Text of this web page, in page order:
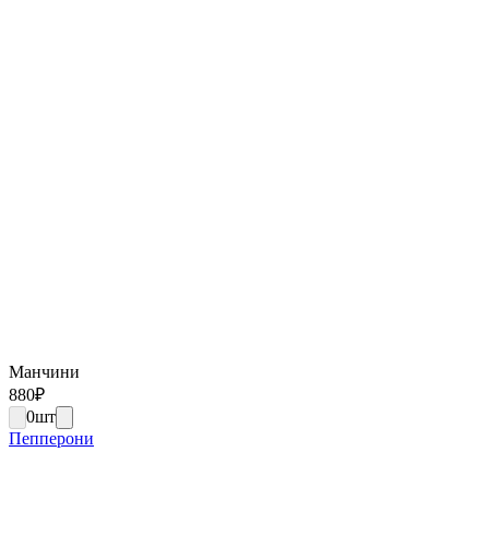
Манчини
880₽
0шт
Пепперони